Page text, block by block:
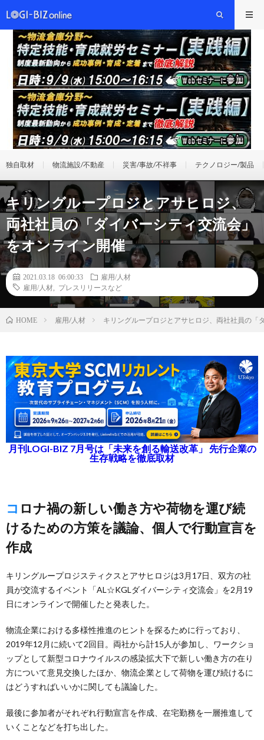
独自取材 物流施設/不動産 災害/事故/不祥事 テクノロジー/製品
キリングループロジとアサヒロジ、
両社社員の「ダイバーシティ交流会」
をオンライン開催
2021.03.18 06:00:33
雇用/人材
雇用/人材
プレスリリースなど
HOME 雇用/人材 キリングループロジとアサヒロジ、両社社員の「
月刊LOGI-BIZ 7月号は「未来を創る輸送改革」 先行企業の
生存戦略を徹底取材
コロナ禍の新しい働き方や荷物を運び続
けるための方策を議論、個人で行動宣言を
作成
キリングループロジスティクスとアサヒロジは3月17日、双方の社
員が交流するイベント「AL☆KGLダイバーシティ交流会」を2月19
日にオンラインで開催したと発表した。
物流企業における多様性推進のヒントを探るために行っており、
2019年12月に続いて2回目。両社から計15人が参加し、ワークショ
ップとして新型コロナウイルスの感染拡大下で新しい働き方の在り
方について意見交換したほか、物流企業として荷物を運び続けるに
はどうすればいいかに関しても議論した。
最後に参加者がそれぞれ行動宣言を作成、在宅勤務を一層推進して
いくことなどを打ち出した。